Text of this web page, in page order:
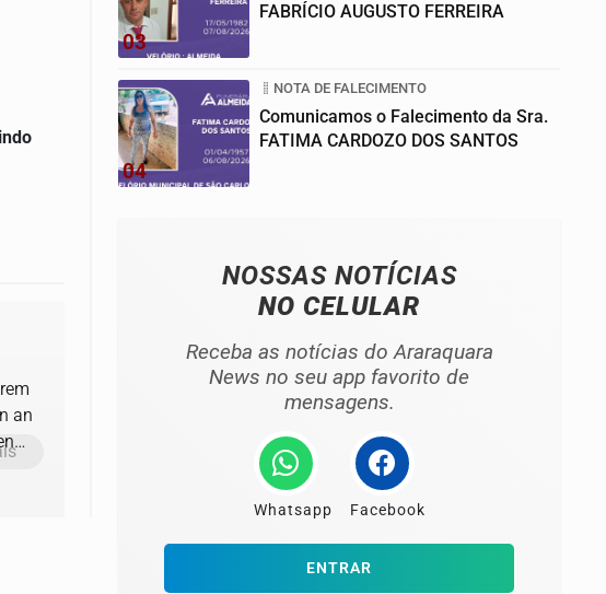
an
03
FABRÍCIO AUGUSTO FERREIRA
04
NOTA DE FALECIMENTO
Comunicamos o Falecimento da Sra.
FATIMA CARDOZO DOS SANTOS
NOSSAS NOTÍCIAS
NO CELULAR
Receba as notícias do Araraquara
News no seu app favorito de
mensagens.
Whatsapp Facebook
ENTRAR